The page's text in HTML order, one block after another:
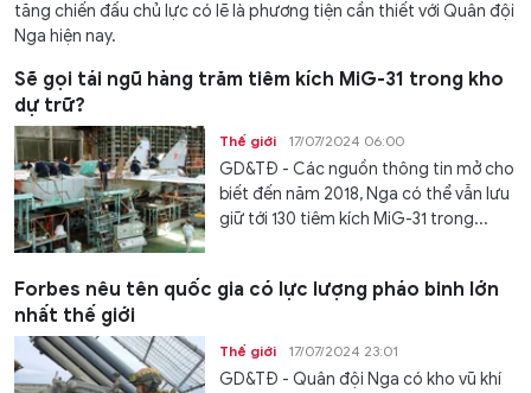
tăng chiến đấu chủ lực có lẽ là phương tiện cần thiết với Quân đội
Nga hiện nay.
Sẽ gọi tái ngũ hàng trăm tiêm kích MiG-31 trong kho
dự trữ?
Thế giới 17/07/2024 06:00
GD&TĐ - Các nguồn thông tin mở cho
biết đến năm 2018, Nga có thể vẫn lưu
giữ tới 130 tiêm kích MiG-31 trong...
Forbes nêu tên quốc gia có lực lượng pháo binh lớn
nhất thế giới
Thế giới 17/07/2024 23:01
GD&TĐ - Quân đội Nga có kho vũ khí